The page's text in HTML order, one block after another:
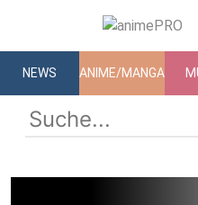
NEWS ANIME/MANGA